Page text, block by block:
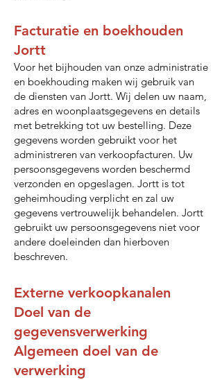
Facturatie en boekhouden
Jortt
Voor het bijhouden van onze administratie
en boekhouding maken wij gebruik van
de diensten van Jortt. Wij delen uw naam,
adres en woonplaatsgegevens en details
met betrekking tot uw bestelling. Deze
gegevens worden gebruikt voor het
administreren van verkoopfacturen. Uw
persoonsgegevens worden beschermd
verzonden en opgeslagen. Jortt is tot
geheimhouding verplicht en zal uw
gegevens vertrouwelijk behandelen. Jortt
gebruikt uw persoonsgegevens niet voor
andere doeleinden dan hierboven
beschreven.
Externe verkoopkanalen
Doel van de
gegevensverwerking
Algemeen doel van de
verwerking